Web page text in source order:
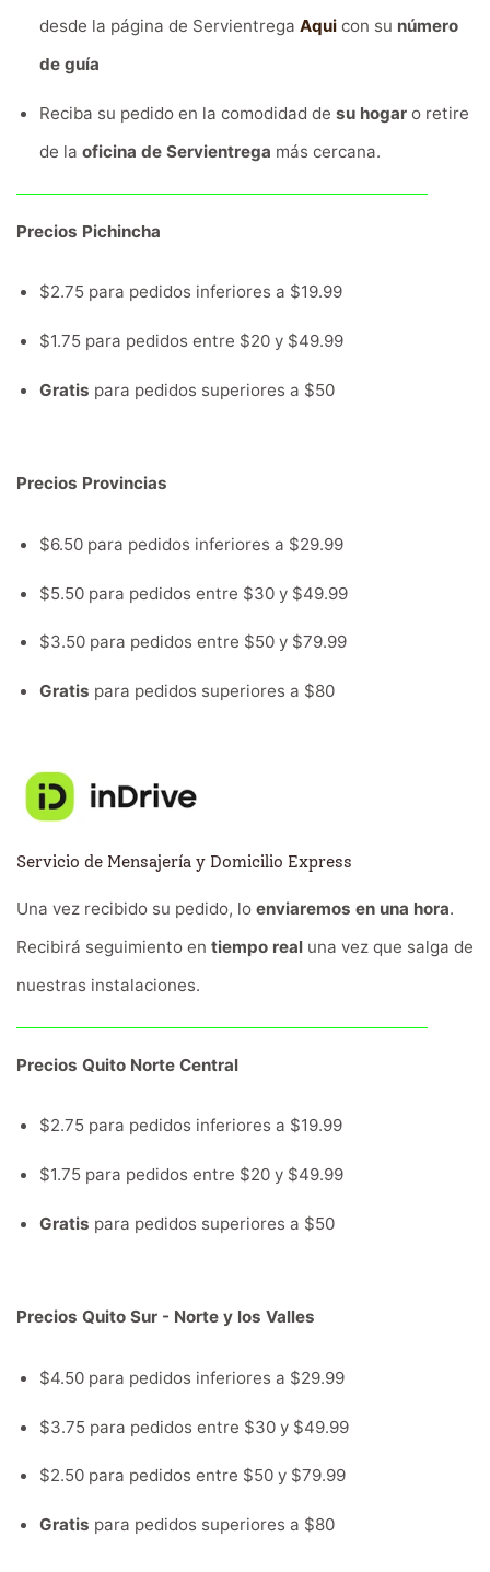
desde la página de Servientrega Aquicon su número
de guía
Reciba su pedido en la comodidad de su hogaro retire
de la oficina de Servientrega más cercana.
Precios Pichincha
$2.75 para pedidos inferiores a $19.99
$1.75 para pedidos entre $20 y $49.99
Gratis para pedidos superiores a $50
Precios Provincias
$6.50 para pedidos inferiores a $29.99
$5.50 para pedidos entre $30 y $49.99
$3.50 para pedidos entre $50 y $79.99
Gratis para pedidos superiores a $80
Servicio de Mensajería y Domicilio Express
Una vez recibido su pedido, lo enviaremos en una hora.
Recibirá seguimiento en tiempo real una vez que salga de
nuestras instalaciones.
Precios Quito Norte Central
$2.75 para pedidos inferiores a $19.99
$1.75 para pedidos entre $20 y $49.99
Gratis para pedidos superiores a $50
Precios Quito Sur - Norte y los Valles
$4.50 para pedidos inferiores a $29.99
$3.75 para pedidos entre $30 y $49.99
$2.50 para pedidos entre $50 y $79.99
Gratis para pedidos superiores a $80